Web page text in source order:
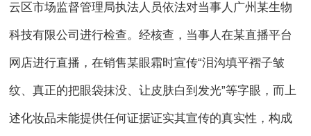
云区市场监督管理局执法人员依法对当事人广州某生物
科技有限公司进行检查。经核查，当事人在某直播平台
网店进行直播，在销售某眼霜时宣传“泪沟填平褶子皱
纹、真正的把眼袋抹没、让皮肤白到发光”等字眼，而上
述化妆品未能提供任何证据证实其宣传的真实性，构成